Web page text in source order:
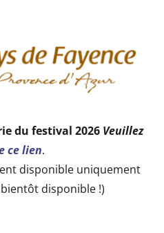
du festival 2026 Veuillez
ce lien.
disponible uniquement
disponible !)